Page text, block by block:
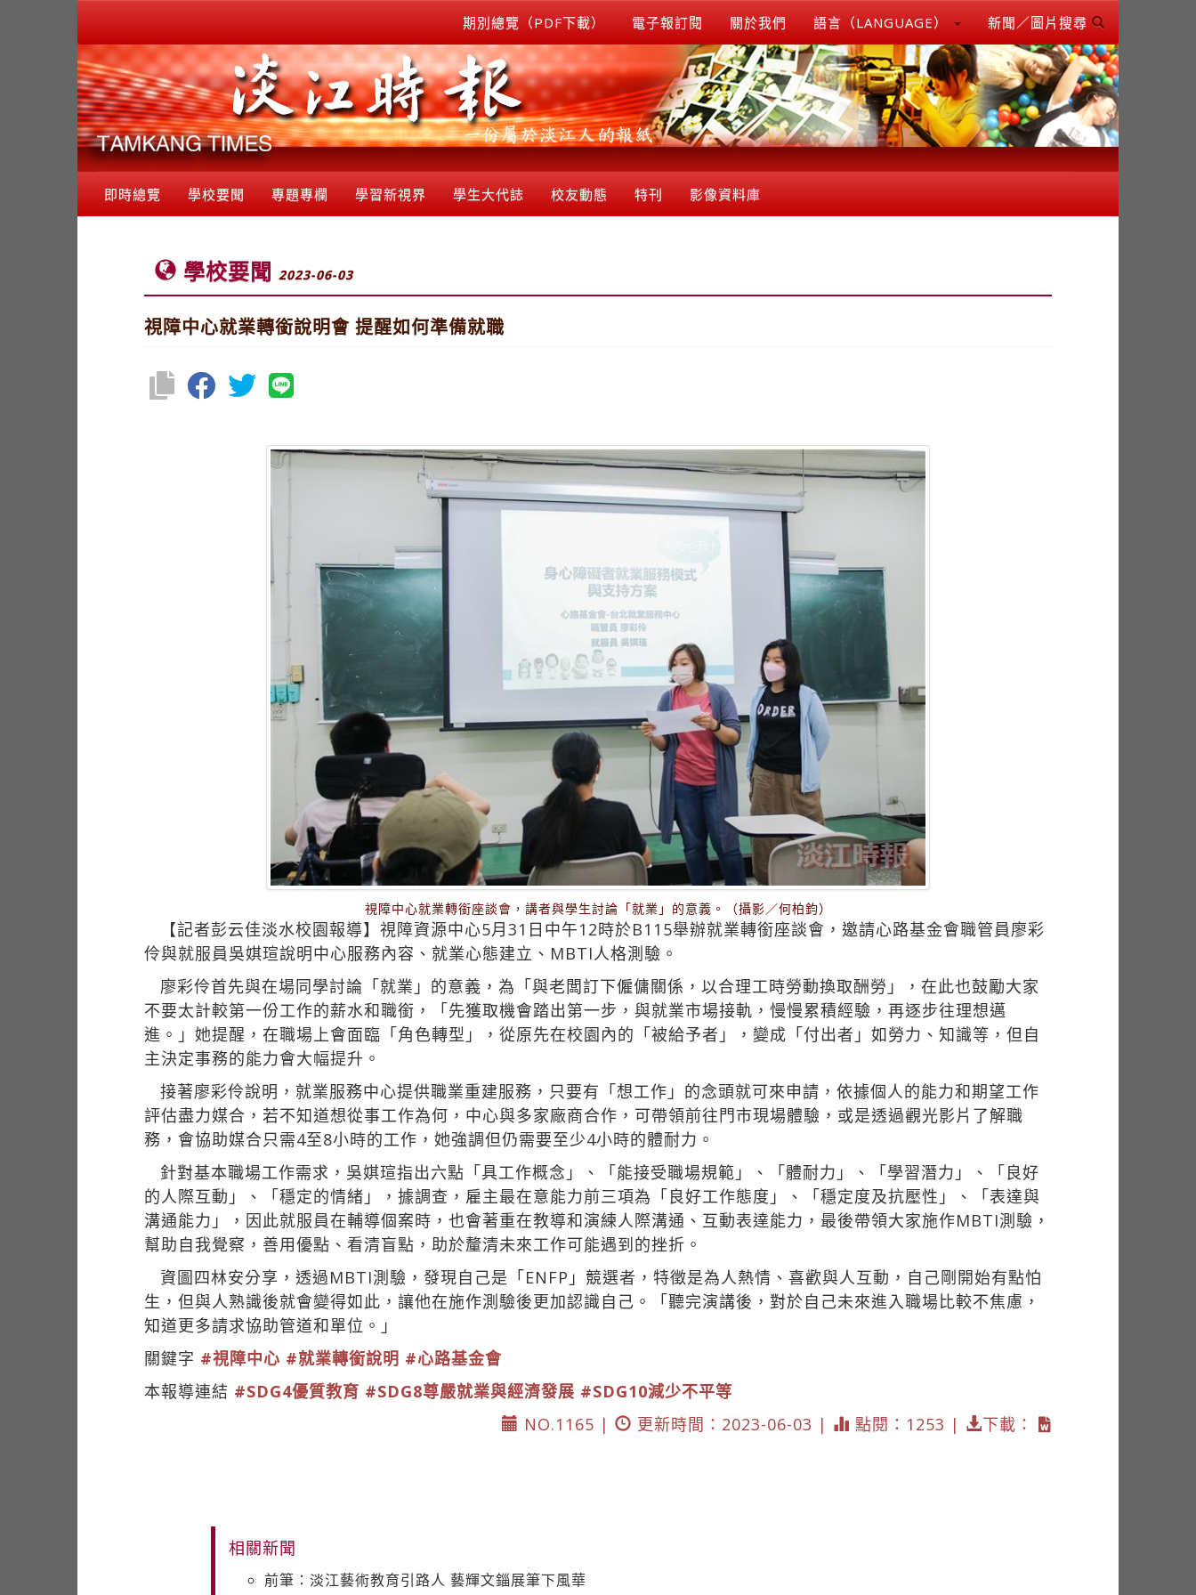
期別總覽（PDF下載） 電子報訂閱 關於我們 語言（LANGUAGE） 新聞／圖片搜尋
即時總覽 學校要聞 專題專欄 學習新視界 學生大代誌 校友動態 特刊 影像資料庫
學校要聞 2023-06-03
視障中心就業轉銜說明會 提醒如何準備就職
視障中心就業轉銜座談會，講者與學生討論「就業」的意義。（攝影／何柏鈞）
【記者彭云佳淡水校園報導】視障資源中心5月31日中午12時於B115舉辦就業轉銜座談會，邀請心路基金會職管員廖彩
伶與就服員吳娸瑄說明中心服務內容、就業心態建立、MBTI人格測驗。
廖彩伶首先與在場同學討論「就業」的意義，為「與老闆訂下僱傭關係，以合理工時勞動換取酬勞」，在此也鼓勵大家
不要太計較第一份工作的薪水和職銜，「先獲取機會踏出第一步，與就業市場接軌，慢慢累積經驗，再逐步往理想邁
進。」她提醒，在職場上會面臨「角色轉型」，從原先在校園內的「被給予者」，變成「付出者」如勞力、知識等，但自
主決定事務的能力會大幅提升。
接著廖彩伶說明，就業服務中心提供職業重建服務，只要有「想工作」的念頭就可來申請，依據個人的能力和期望工作
評估盡力媒合，若不知道想從事工作為何，中心與多家廠商合作，可帶領前往門市現場體驗，或是透過觀光影片了解職
務，會協助媒合只需4至8小時的工作，她強調但仍需要至少4小時的體耐力。
針對基本職場工作需求，吳娸瑄指出六點「具工作概念」、「能接受職場規範」、「體耐力」、「學習潛力」、「良好
的人際互動」、「穩定的情緒」，據調查，雇主最在意能力前三項為「良好工作態度」、「穩定度及抗壓性」、「表達與
溝通能力」，因此就服員在輔導個案時，也會著重在教導和演練人際溝通、互動表達能力，最後帶領大家施作MBTI測驗，
幫助自我覺察，善用優點、看清盲點，助於釐清未來工作可能遇到的挫折。
資圖四林安分享，透過MBTI測驗，發現自己是「ENFP」競選者，特徵是為人熱情、喜歡與人互動，自己剛開始有點怕
生，但與人熟識後就會變得如此，讓他在施作測驗後更加認識自己。「聽完演講後，對於自己未來進入職場比較不焦慮，
知道更多請求協助管道和單位。」
關鍵字 #視障中心 #就業轉銜說明 #心路基金會
本報導連結 #SDG4優質教育 #SDG8尊嚴就業與經濟發展 #SDG10減少不平等
NO.1165 |
更新時間：2023-06-03 | 點閱：1253 | 下載：
相關新聞
前筆：淡江藝術教育引路人 藝輝文錙展筆下風華